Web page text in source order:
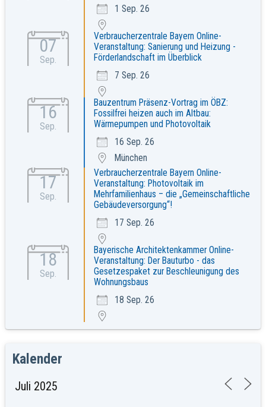
1 Sep. 26
07
Sep.
Verbraucherzentrale Bayern Online-
Veranstaltung: Sanierung und Heizung -
Förderlandschaft im Überblick
7 Sep. 26
16
Sep.
Bauzentrum Präsenz-Vortrag im ÖBZ:
Fossilfrei heizen auch im Altbau:
Wärmepumpen und Photovoltaik
16 Sep. 26
München
17
Sep.
Verbraucherzentrale Bayern Online-
Veranstaltung: Photovoltaik im
Mehrfamilienhaus – die „Gemeinschaftliche
Gebäudeversorgung“!
17 Sep. 26
18
Sep.
Bayerische Architektenkammer Online-
Veranstaltung: Der Bauturbo - das
Gesetzespaket zur Beschleunigung des
Wohnungsbaus
18 Sep. 26
Kalender